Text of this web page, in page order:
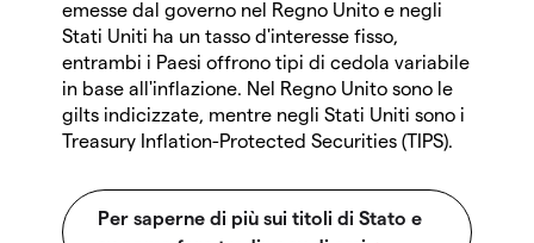
emesse dal governo nel Regno Unito e negli
Stati Uniti ha un tasso d'interesse fisso,
entrambi i Paesi offrono tipi di cedola variabile
in base all'inflazione. Nel Regno Unito sono le
gilts indicizzate, mentre negli Stati Uniti sono i
Treasury Inflation-Protected Securities (TIPS).